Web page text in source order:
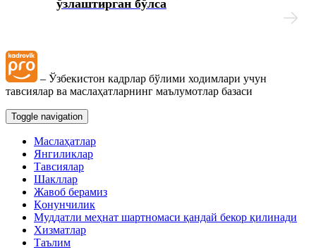
расмийлаштириш тўғрисидаги вазиятларнинг
маълумотлар базаси
Иш ҳақидан ушлаб қолиш ва ажратмалар
Йиллик меҳнат таътилини беришни рад этиш
тўғрисидаги вазиятларнинг маълумотлар базаси
Суд амалиёти ва меҳнат низолари
Қалбаки меҳнат дафтарчалари, шунингдек меҳнат
ўзлаштирган бўлса
– Ўзбекистон кадрлар бўлими ходимлари учун
тавсиялар ва маслаҳатларнинг маълумотлар базаси
Toggle navigation
Маслаҳатлар
Янгиликлар
Тавсиялар
Шакллар
Жавоб берамиз
Қонунчилик
Муддатли меҳнат шартномаси қандай бекор қилинади
Хизматлар
Таълим